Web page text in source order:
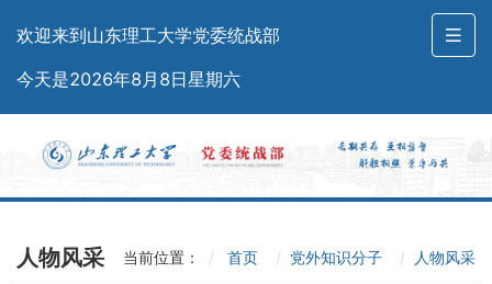
欢迎来到山东理工大学党委统战部
今天是2026年8月8日星期六
人物风采 当前位置： 首页 党外知识分子 人物风采